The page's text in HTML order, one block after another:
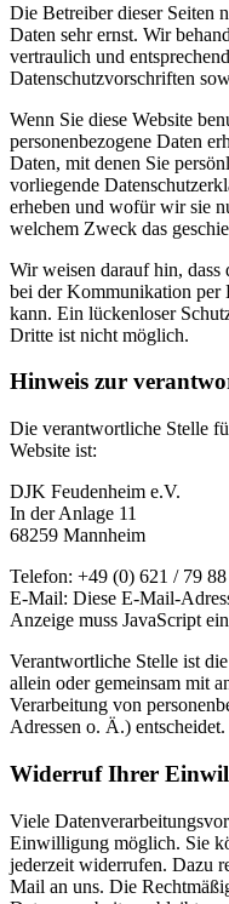
Die Betreiber dieser Seiten
Daten sehr ernst. Wir
vertraulich und
Datenschutzvorschriften
Wenn Sie diese Website
personenbezogene Daten
Daten, mit denen Sie
vorliegende
erheben und wofür wir sie
welchem Zweck das
Wir weisen darauf hin,
bei der Kommunikation per
kann. Ein lückenloser
Dritte ist nicht möglich.
Hinweis zur
Die verantwortliche Stelle
Website ist:
DJK Feudenheim e.V.
In der Anlage 11
68259 Mannheim
Telefon: +49 (0) 621 / 79
E-Mail: Diese E-Mail-
Anzeige muss JavaScript
Verantwortliche Stelle ist
allein oder gemeinsam mit
Verarbeitung von
Adressen o. Ä.) entscheidet.
Widerruf Ihrer
Viele
Einwilligung möglich. Sie
jederzeit widerrufen. Dazu
Mail an uns. Die